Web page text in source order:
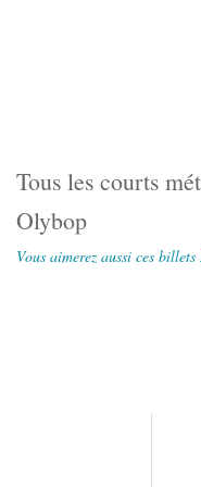
Tous les courts
Olybop
Vous aimerez aussi ces